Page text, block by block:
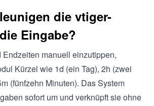
die vtiger-
Eingabe?
Endzeiten manuell einzutippen,
Kürzel wie 1d (ein Tag), 2h (zwei
(fünfzehn Minuten). Das System
sofort um und verknüpft sie ohne